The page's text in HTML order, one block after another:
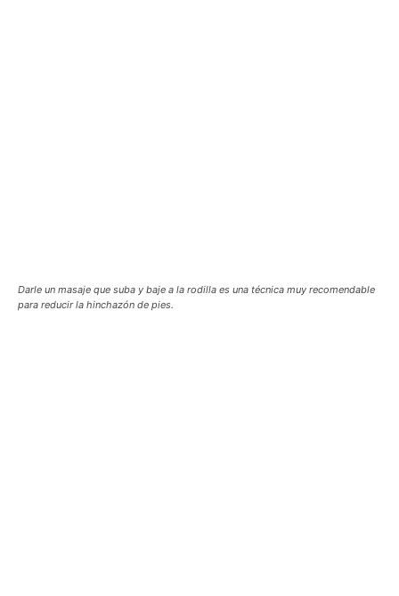
Darle un masaje que suba y baje a la rodilla es una técnica muy recomendable
para reducir la hinchazón de pies.